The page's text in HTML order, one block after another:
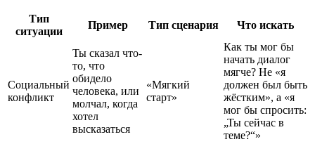
Тип
ситуации
Пример Тип сценария Что искать
Социальный
конфликт
Ты сказал что-
то, что
обидело
человека, или
молчал, когда
хотел
высказаться
«Мягкий
старт»
Как ты мог бы
начать диалог
мягче? Не «я
должен был быть
жёстким», а «я
мог бы спросить:
„Ты сейчас в
теме?“»